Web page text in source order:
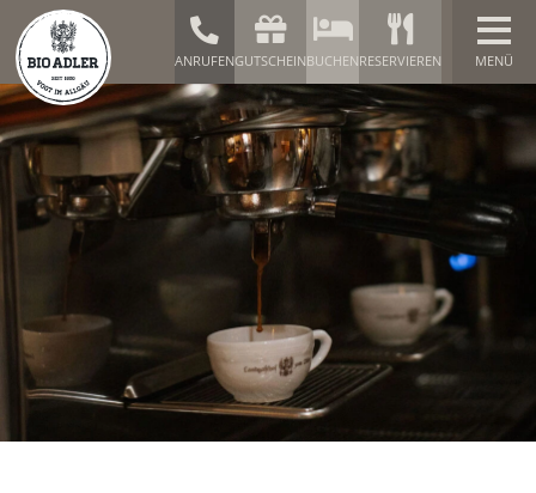
ANRUFENGUTSCHEINBUCHENRESERVIEREN